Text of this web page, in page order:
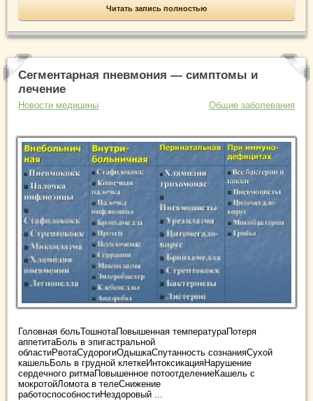
Читать запись полностью
Сегментарная пневмония — симптомы и
лечение
Новости медицины Общие заболевания
Головная больТошнотаПовышенная температураПотеря
аппетитаБоль в эпигастральной
областиРвотаСудорогиОдышкаСпутанность сознанияСухой
кашельБоль в грудной клеткеИнтоксикацияНарушение
сердечного ритмаПовышенное потоотделениеКашель с
мокротойЛомота в телеСнижение
работоспособностиНездоровый ...